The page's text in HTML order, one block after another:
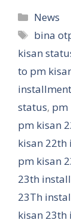
News
Tags
bina
kisan
to pm
status, pm
pm kisan
kisan 22th
pm kisan
23th
23Th
kisan 23th